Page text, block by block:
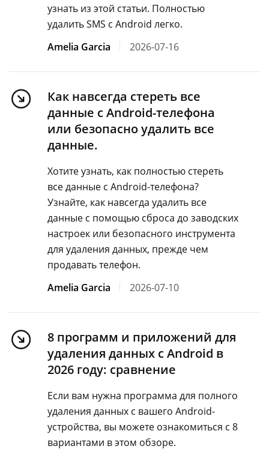
узнать из этой статьи. Полностью
удалить SMS с Android легко.
Amelia Garcia
2026-07-16
Как навсегда стереть все
данные с Android-телефона
или безопасно удалить все
данные.
Хотите узнать, как полностью стереть
все данные с Android-телефона?
Узнайте, как навсегда удалить все
данные с помощью сброса до заводских
настроек или безопасного инструмента
для удаления данных, прежде чем
продавать телефон.
Amelia Garcia
2026-07-10
8 программ и приложений для
удаления данных с Android в
2026 году: сравнение
Если вам нужна программа для полного
удаления данных с вашего Android-
устройства, вы можете ознакомиться с 8
вариантами в этом обзоре.